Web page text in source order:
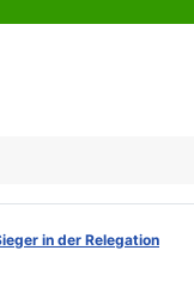
in der Relegation